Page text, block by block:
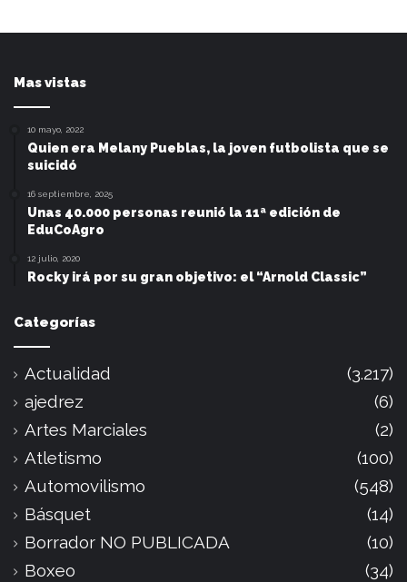
Mas vistas
10 mayo, 2022
Quien era Melany Pueblas, la joven futbolista que se
suicidó
16 septiembre, 2025
Unas 40.000 personas reunió la 11ª edición de
EduCoAgro
12 julio, 2020
Rocky irá por su gran objetivo: el “Arnold Classic”
Categorías
Actualidad
(3.217)
ajedrez
(6)
Artes Marciales
(2)
Atletismo
(100)
Automovilismo
(548)
Básquet
(14)
Borrador NO PUBLICADA
(10)
Boxeo
(34)